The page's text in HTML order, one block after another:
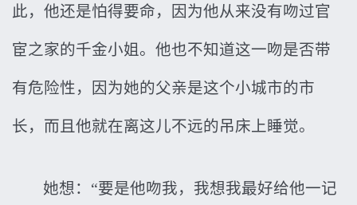
此，他还是怕得要命，因为他从来没有吻过官
宦之家的千金小姐。他也不知道这一吻是否带
有危险性，因为她的父亲是这个小城市的市
长，而且他就在离这儿不远的吊床上睡觉。
她想：“要是他吻我，我想我最好给他一记